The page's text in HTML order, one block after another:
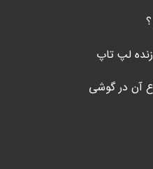
لپ تاپ
آن در گوشی